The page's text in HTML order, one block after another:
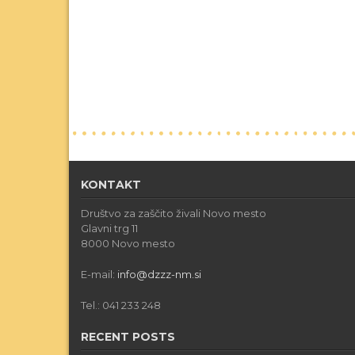
KONTAKT
Društvo za zaščito živali Novo mesto
Glavni trg 11
8000 Novo mesto
E-mail: info@dzzz-nm.si
Tel.: 041 233 248
RECENT POSTS